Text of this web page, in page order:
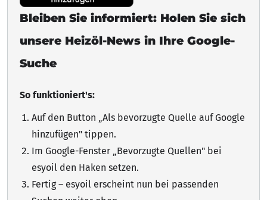
Bleiben Sie informiert: Holen Sie sich
unsere Heizöl-News in Ihre Google-
Suche
So funktioniert's:
Auf den Button „Als bevorzugte Quelle auf Google
hinzufügen" tippen.
Im Google-Fenster „Bevorzugte Quellen" bei
esyoil den Haken setzen.
Fertig – esyoil erscheint nun bei passenden